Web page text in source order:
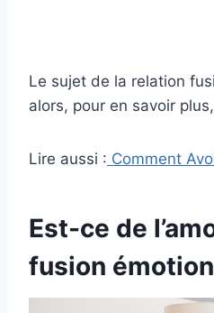
Le sujet de la relation
alors, pour en savoir
Lire aussi : Comment
Est-ce de
fusion